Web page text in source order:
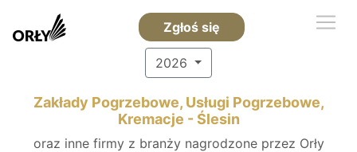
Zgłoś się
2026
Zakłady Pogrzebowe, Usługi Pogrzebowe,
Kremacje - Ślesin
oraz inne firmy z branży nagrodzone przez Orły